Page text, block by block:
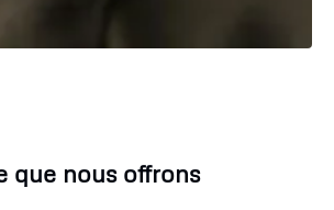
que nous offrons